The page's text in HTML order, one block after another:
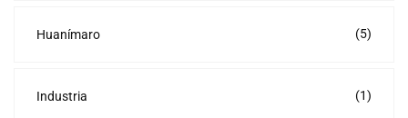
Huanímaro (5)
Industria (1)